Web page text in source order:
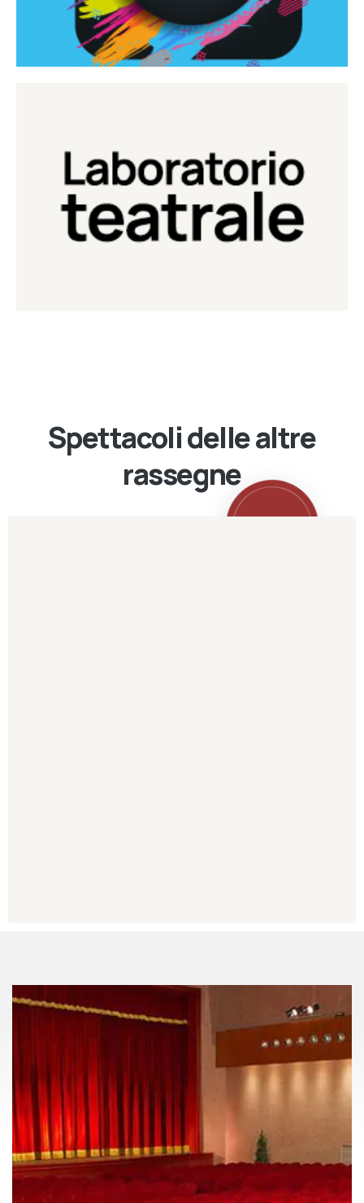
Laboratorio Teatrale
Laboratorio di teatro del Teatro Eduardo de Filippo
Continua
Spettacoli delle altre
rassegne